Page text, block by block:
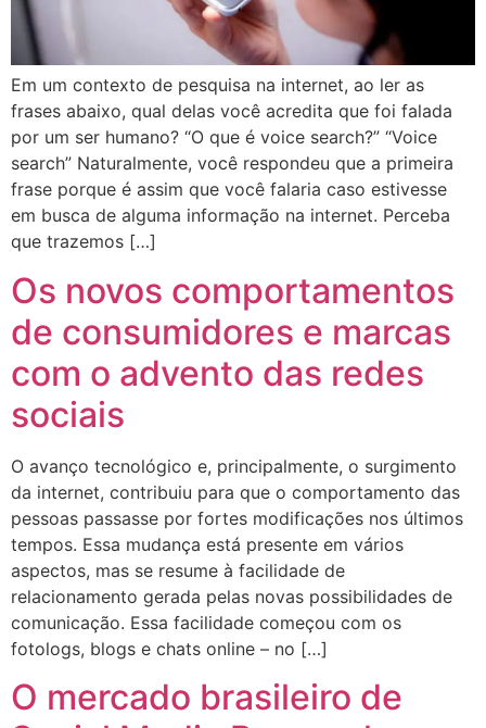
Em um contexto de pesquisa na internet, ao ler as
frases abaixo, qual delas você acredita que foi falada
por um ser humano? “O que é voice search?” “Voice
search” Naturalmente, você respondeu que a primeira
frase porque é assim que você falaria caso estivesse
em busca de alguma informação na internet. Perceba
que trazemos […]
Os novos comportamentos
de consumidores e marcas
com o advento das redes
sociais
O avanço tecnológico e, principalmente, o surgimento
da internet, contribuiu para que o comportamento das
pessoas passasse por fortes modificações nos últimos
tempos. Essa mudança está presente em vários
aspectos, mas se resume à facilidade de
relacionamento gerada pelas novas possibilidades de
comunicação. Essa facilidade começou com os
fotologs, blogs e chats online – no […]
O mercado brasileiro de